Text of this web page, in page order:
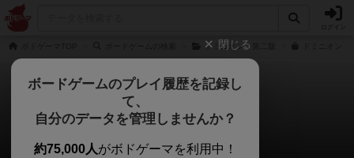
ドミニオン：第二版
ドミニオン：暗黒時代
0件のルール/インスト
閉じる
ボードゲームのプレイ履歴を記録し
て、
自分のデータを管理しませんか？
約75,000人がボドゲーマを利用中！